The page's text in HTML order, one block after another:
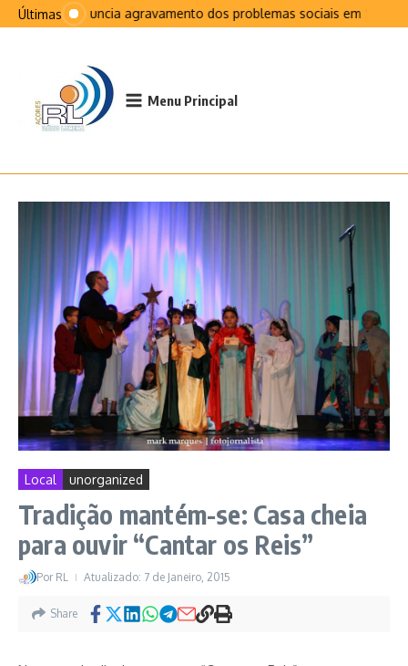
Ir para o conteúdo
Últimas
PCP denuncia agravamento dos problemas sociais em São
Menu Principal
Local unorganized
Tradição mantém-se: Casa cheia
para ouvir “Cantar os Reis”
Por RL Atualizado: 7 de Janeiro, 2015
Share